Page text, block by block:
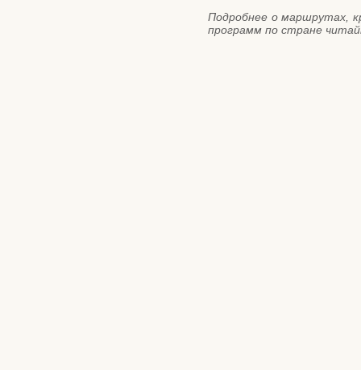
Подробнее о маршрутах,
программ по стране